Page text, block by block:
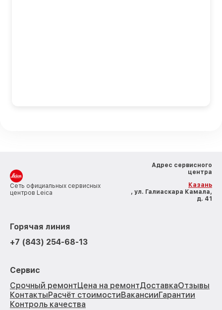
Сеть официальных сервисных
центров Leica
Адрес сервисного
центра
Казань
, ул. Галиаскара Камала,
д. 41
Горячая линия
+7 (843) 254-68-13
Сервис
Срочный ремонтЦена на ремонтДоставкаОтзывы
КонтактыРасчёт стоимостиВакансииГарантии
Контроль качества